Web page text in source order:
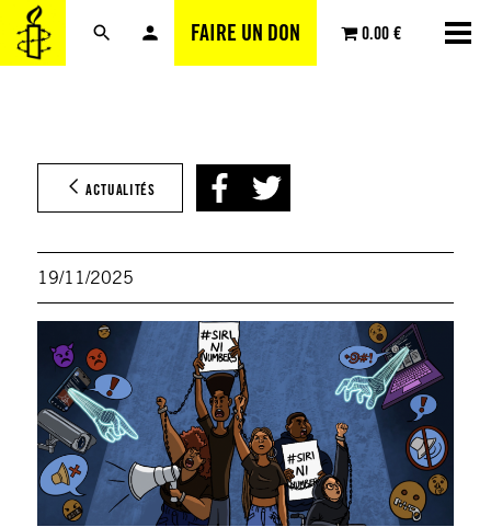
FAIRE UN DON 0.00 €
Aller
au
contenu
ACTUALITÉS
19/11/2025